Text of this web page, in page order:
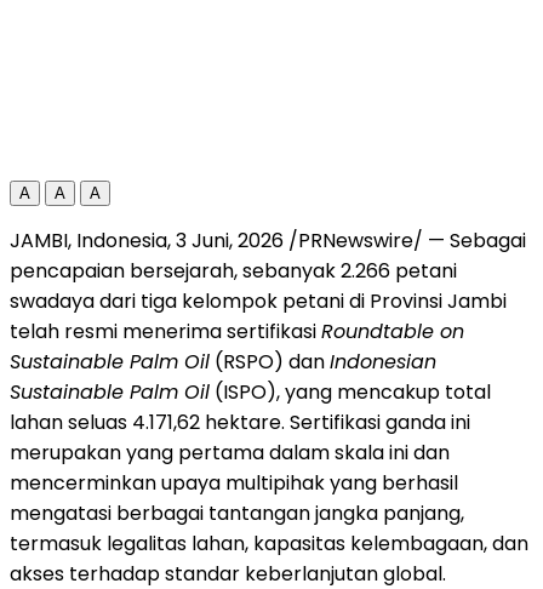
A A A
JAMBI, Indonesia,3 Juni, 2026 /PRNewswire/ — Sebagai
pencapaian bersejarah, sebanyak 2.266 petani
swadaya dari tiga kelompok petani di Provinsi Jambi
telah resmi menerima sertifikasiRoundtable on
Sustainable Palm Oil (RSPO) danIndonesian
Sustainable Palm Oil (ISPO), yang mencakup total
lahan seluas 4.171,62 hektare. Sertifikasi ganda ini
merupakan yang pertama dalam skala ini dan
mencerminkan upaya multipihak yang berhasil
mengatasi berbagai tantangan jangka panjang,
termasuk legalitas lahan, kapasitas kelembagaan, dan
akses terhadap standar keberlanjutan global.